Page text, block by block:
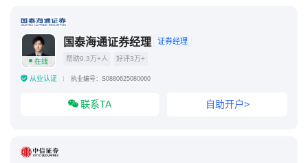
在线
国泰海通证券经理 证券经理
帮助9.3万+人 好评3万+
从业认证 执业编号：S0880625080060
联系TA 自助开户>